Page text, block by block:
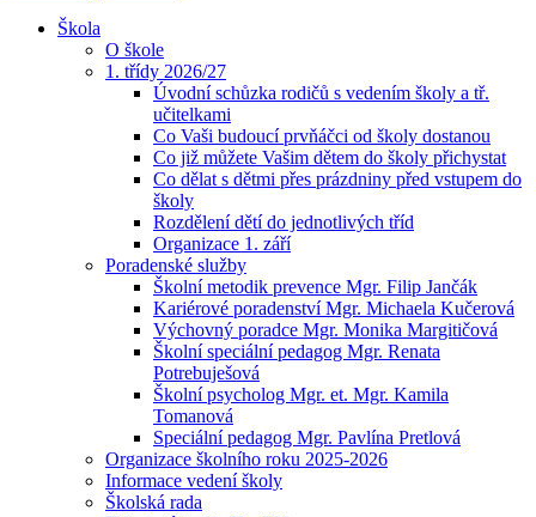
Škola
O škole
1. třídy 2026/27
Úvodní schůzka rodičů s vedením školy a tř.
učitelkami
Co Vaši budoucí prvňáčci od školy dostanou
Co již můžete Vašim dětem do školy přichystat
Co dělat s dětmi přes prázdniny před vstupem do
školy
Rozdělení dětí do jednotlivých tříd
Organizace 1. září
Poradenské služby
Školní metodik prevence Mgr. Filip Jančák
Kariérové poradenství Mgr. Michaela Kučerová
Výchovný poradce Mgr. Monika Margitičová
Školní speciální pedagog Mgr. Renata
Potrebuješová
Školní psycholog Mgr. et. Mgr. Kamila
Tomanová
Speciální pedagog Mgr. Pavlína Pretlová
Organizace školního roku 2025-2026
Informace vedení školy
Školská rada